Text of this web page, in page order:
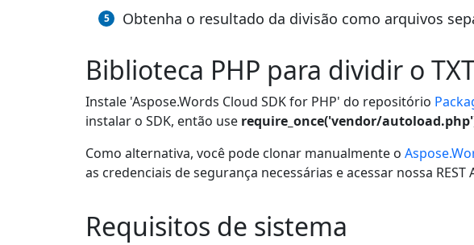
Obtenha o resultado da divisão como arquivos
Biblioteca PHP para dividir o
Instale 'Aspose.Words Cloud SDK for PHP' do repositório
instalar o SDK, então use require_once('vendor/
Como alternativa, você pode clonar manualmente o
as credenciais de segurança necessárias e acessar nossa REST
Requisitos de sistema